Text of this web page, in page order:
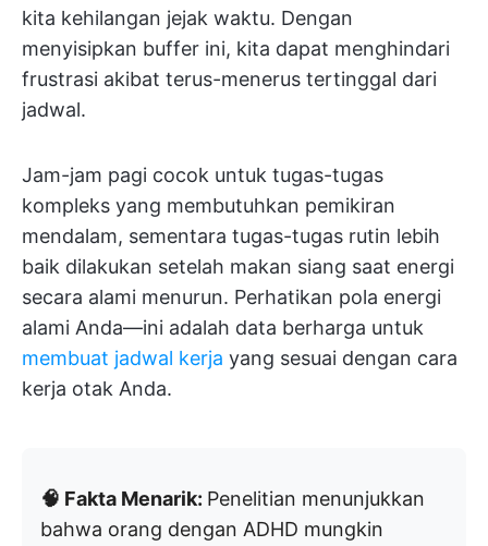
kita kehilangan jejak waktu. Dengan
menyisipkan buffer ini, kita dapat menghindari
frustrasi akibat terus-menerus tertinggal dari
jadwal.
Jam-jam pagi cocok untuk tugas-tugas
kompleks yang membutuhkan pemikiran
mendalam, sementara tugas-tugas rutin lebih
baik dilakukan setelah makan siang saat energi
secara alami menurun. Perhatikan pola energi
alami Anda—ini adalah data berharga untuk
membuat jadwal kerja yang sesuai dengan cara
kerja otak Anda.
🧠 Fakta Menarik: Penelitian menunjukkan
bahwa orang dengan ADHD mungkin